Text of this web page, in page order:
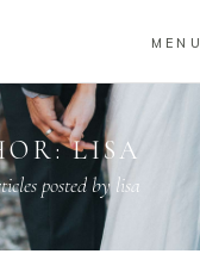
MENU
LISA
posted by lisa